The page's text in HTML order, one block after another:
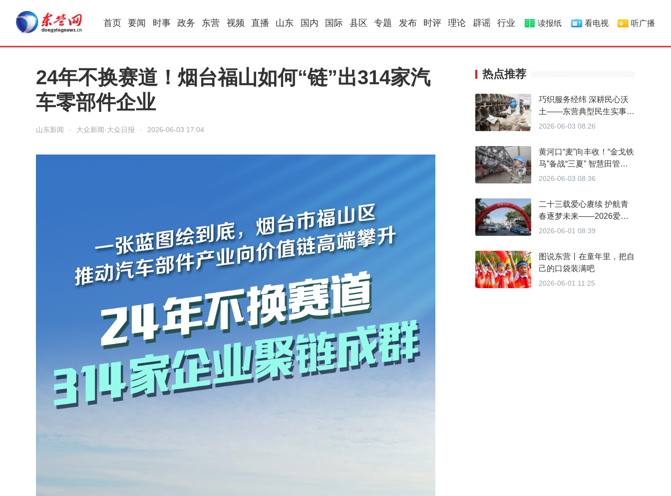
首页 要闻 时事 政务 东营 视频 直播 山东 国内 国际 县区 专题 发布 时评 理论 辟谣 行业 读报纸 看电视 听广播
24年不换赛道！烟台福山如何“链”出314家汽
车零部件企业
山东新闻 · 大众新闻·大众日报 · 2026-06-03 17:04
热点推荐
巧织服务经纬 深耕民心沃
土——东营典型民生实事项
目行进式采访纪实
2026-06-03 08:26
黄河口“麦”向丰收！“金戈铁
马”备战“三夏” 智慧田管筑
牢丰收底盘
2026-06-03 08:36
二十三载爱心赓续 护航青
春逐梦未来——2026爱心
送考公益大行动东营站温情
2026-06-01 08:39
图说东营丨在童年里，把自
己的口袋装满吧
2026-06-01 11:25